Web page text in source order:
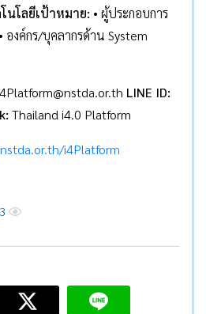
นโลยีเป้าหมาย: • ผู้ประกอบการ
องค์กร/บุคลากรด้าน System
LINE ID:
Thailand i4.0 Platform
i4Platform